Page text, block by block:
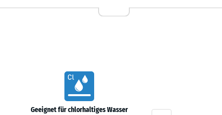
Geeignet für chlorhaltiges Wasser